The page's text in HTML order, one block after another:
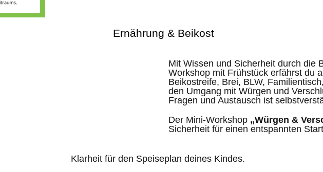
Ernährung & Beikost
Mit Wissen und Sicherheit durch die
Workshop mit Frühstück erfährst du
Beikostreife, Brei, BLW,
den Umgang mit Würgen und
Fragen und Austausch ist
Der Mini-Workshop „Würgen &
Sicherheit für einen entspannten
Klarheit für den Speiseplan deines Kindes.